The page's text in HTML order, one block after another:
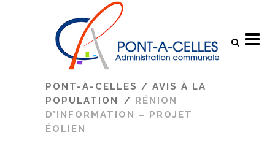
PONT-À-CELLES / AVIS À LA
POPULATION
/ RÉNION
D’INFORMATION – PROJET
ÉOLIEN